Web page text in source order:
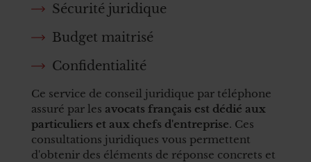
Sécurité juridique
Budget maitrisé
Confidentialité
Ce service de conseil juridique par téléphone
assuré par les avocats français est dédié aux
particuliers et aux chefs d'entreprise. Ces
consultations juridiques vous permettent
d'obtenir des éléments de réponse concrets et